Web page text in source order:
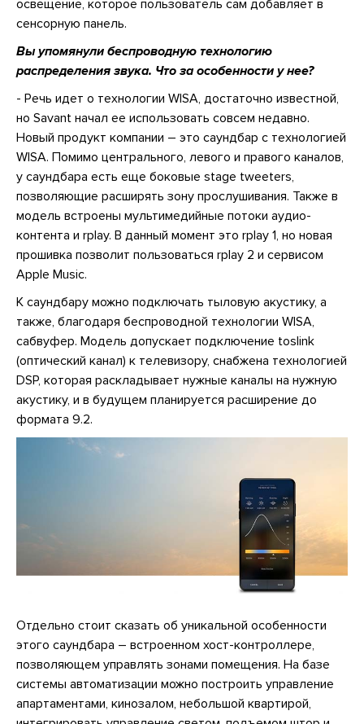
освещение, которое пользователь сам добавляет в
сенсорную панель.
Вы упомянули беспроводную технологию
распределения звука. Что за особенности у нее?
- Речь идет о технологии WISA, достаточно известной,
но Savant начал ее использовать совсем недавно.
Новый продукт компании – это саундбар с технологией
WISA. Помимо центрального, левого и правого каналов,
у саундбара есть еще боковые stage tweeters,
позволяющие расширять зону прослушивания. Также в
модель встроены мультимедийные потоки аудио-
контента и rplay. В данный момент это rplay 1, но новая
прошивка позволит пользоваться rplay 2 и сервисом
Apple Music.
К саундбару можно подключать тыловую акустику, а
также, благодаря беспроводной технологии WISA,
сабвуфер. Модель допускает подключение toslink
(оптический канал) к телевизору, снабжена технологией
DSP, которая раскладывает нужные каналы на нужную
акустику, и в будущем планируется расширение до
формата 9.2.
Отдельно стоит сказать об уникальной особенности
этого саундбара – встроенном хост-контроллере,
позволяющем управлять зонами помещения. На базе
системы автоматизации можно построить управление
апартаментами, кинозалом, небольшой квартирой,